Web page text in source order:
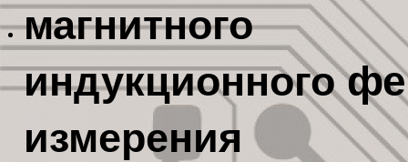
магнитного
индукционного
измерения